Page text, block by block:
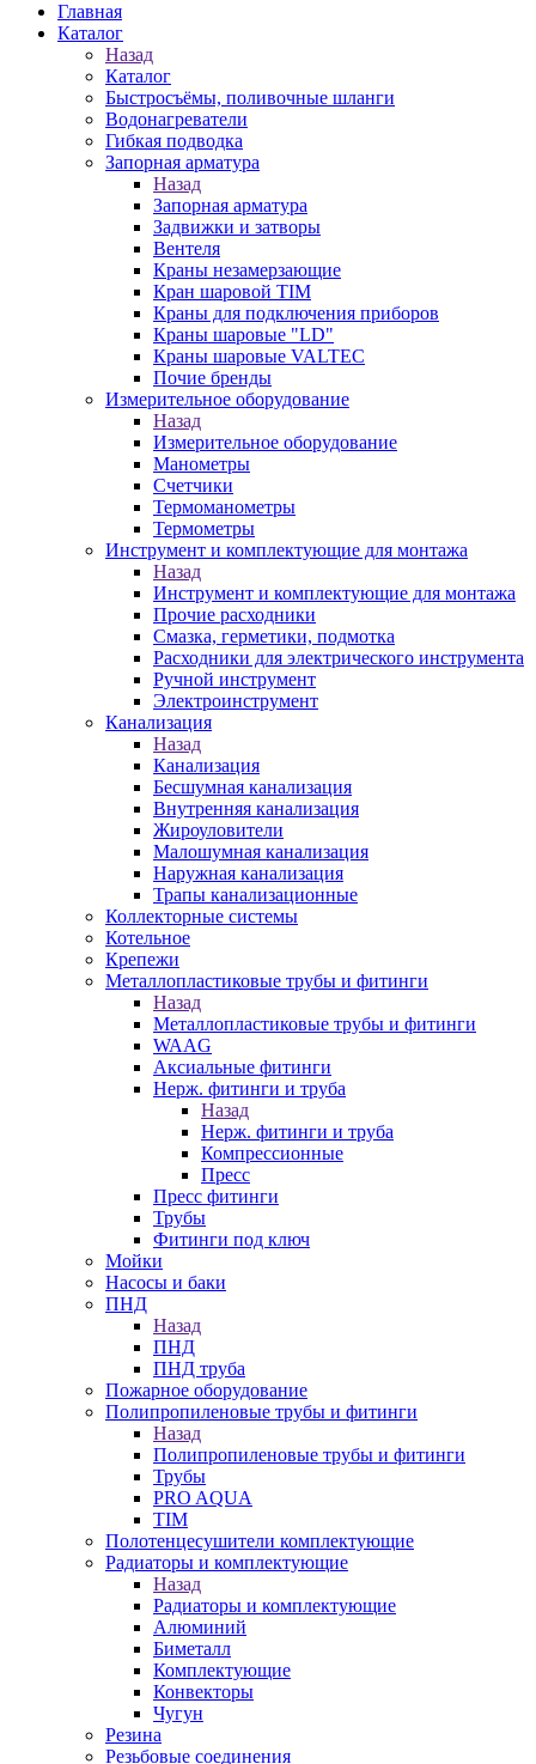
Главная
Каталог
Назад
Каталог
Быстросъёмы, поливочные шланги
Водонагреватели
Гибкая подводка
Запорная арматура
Назад
Запорная арматура
Задвижки и затворы
Вентеля
Краны незамерзающие
Кран шаровой TIM
Краны для подключения приборов
Краны шаровые "LD"
Краны шаровые VALTEC
Почие бренды
Измерительное оборудование
Назад
Измерительное оборудование
Манометры
Счетчики
Термоманометры
Термометры
Инструмент и комплектующие для монтажа
Назад
Инструмент и комплектующие для монтажа
Прочие расходники
Смазка, герметики, подмотка
Расходники для электрического инструмента
Ручной инструмент
Электроинструмент
Канализация
Назад
Канализация
Бесшумная канализация
Внутренняя канализация
Жироуловители
Малошумная канализация
Наружная канализация
Трапы канализационные
Коллекторные системы
Котельное
Крепежи
Металлопластиковые трубы и фитинги
Назад
Металлопластиковые трубы и фитинги
WAAG
Аксиальные фитинги
Нерж. фитинги и труба
Назад
Нерж. фитинги и труба
Компрессионные
Пресс
Пресс фитинги
Трубы
Фитинги под ключ
Мойки
Насосы и баки
ПНД
Назад
ПНД
ПНД труба
Пожарное оборудование
Полипропиленовые трубы и фитинги
Назад
Полипропиленовые трубы и фитинги
Трубы
PRO AQUA
TIM
Полотенцесушители комплектующие
Радиаторы и комплектующие
Назад
Радиаторы и комплектующие
Алюминий
Биметалл
Комплектующие
Конвекторы
Чугун
Резина
Резьбовые соединения